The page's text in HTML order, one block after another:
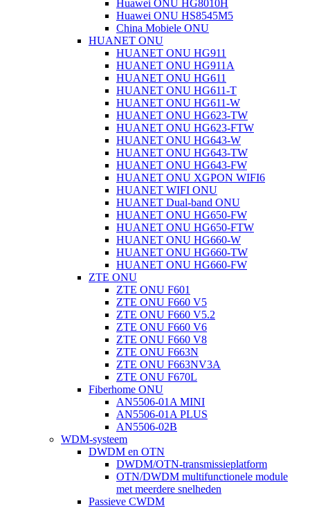
Huawei ONU HG8010H
Huawei ONU HS8545M5
China Mobiele ONU
HUANET ONU
HUANET ONU HG911
HUANET ONU HG911A
HUANET ONU HG611
HUANET ONU HG611-T
HUANET ONU HG611-W
HUANET ONU HG623-TW
HUANET ONU HG623-FTW
HUANET ONU HG643-W
HUANET ONU HG643-TW
HUANET ONU HG643-FW
HUANET ONU XGPON WIFI6
HUANET WIFI ONU
HUANET Dual-band ONU
HUANET ONU HG650-FW
HUANET ONU HG650-FTW
HUANET ONU HG660-W
HUANET ONU HG660-TW
HUANET ONU HG660-FW
ZTE ONU
ZTE ONU F601
ZTE ONU F660 V5
ZTE ONU F660 V5.2
ZTE ONU F660 V6
ZTE ONU F660 V8
ZTE ONU F663N
ZTE ONU F663NV3A
ZTE ONU F670L
Fiberhome ONU
AN5506-01A MINI
AN5506-01A PLUS
AN5506-02B
WDM-systeem
DWDM en OTN
DWDM/OTN-transmissieplatform
OTN/DWDM multifunctionele module
met meerdere snelheden
Passieve CWDM